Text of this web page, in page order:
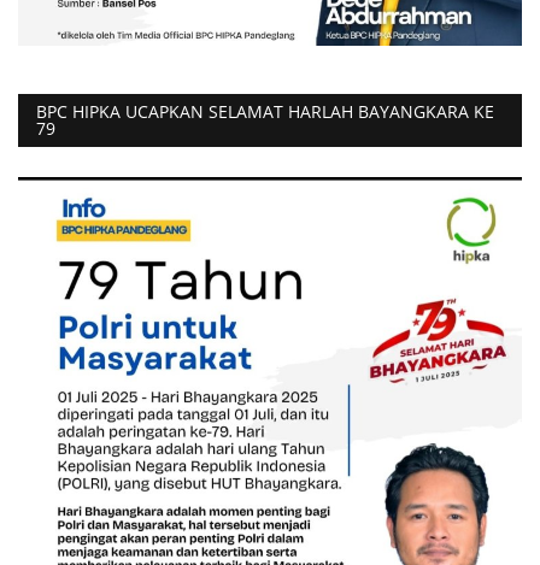
BPC HIPKA UCAPKAN SELAMAT HARLAH BAYANGKARA KE
79